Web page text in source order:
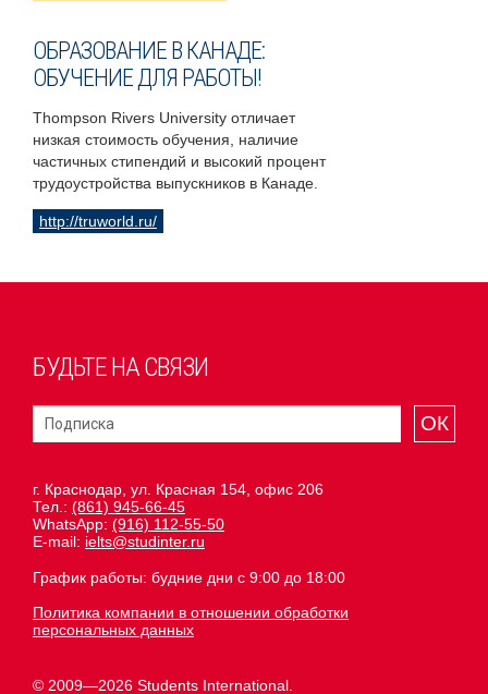
ОБРАЗОВАНИЕ В КАНАДЕ:
ОБУЧЕНИЕ ДЛЯ РАБОТЫ!
Thompson Rivers University отличает
низкая стоимость обучения, наличие
частичных стипендий и высокий процент
трудоустройства выпускников в Канаде.
http://truworld.ru/
БУДЬТЕ НА СВЯЗИ
ОК
г. Краснодар, ул. Красная 154, офис 206
Тел.: (861) 945-66-45
WhatsApp: (916) 112-55-50
E-mail: ielts@studinter.ru
График работы: будние дни с 9:00 до 18:00
Политика компании в отношении обработки
персональных данных
© 2009—2026 Students International.